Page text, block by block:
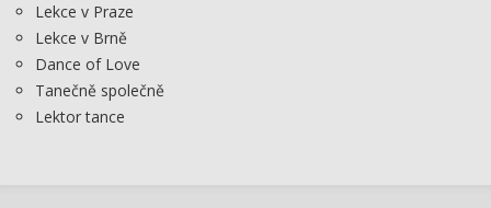
Lekce v Praze
Lekce v Brně
Dance of Love
Tanečně společně
Lektor tance